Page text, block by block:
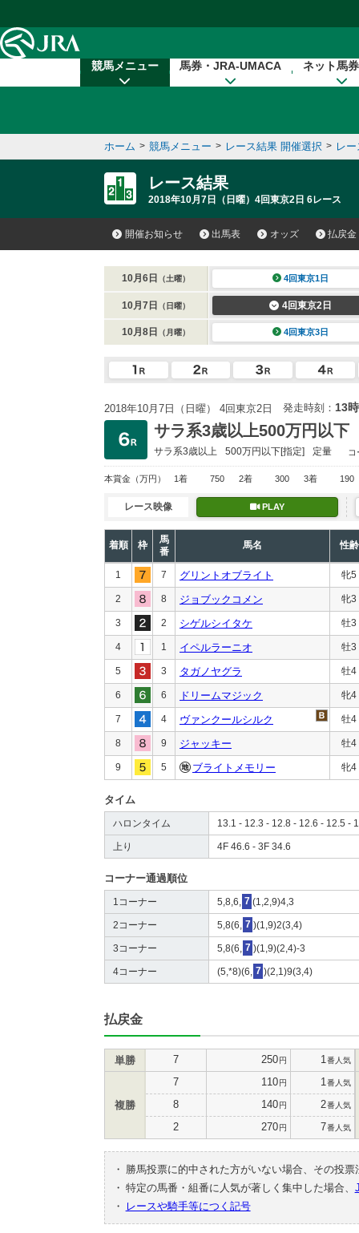
競馬メニュー 馬券・JRA-UMACA ネット馬
ホーム > 競馬メニュー > レース結果 開催選択 > レ
レース結果
2018年10月7日（日曜）4回東京2日 6レース
開催お知らせ 出馬表 オッズ 払戻金
10月6日 （土曜） 4回東京1日
10月7日 （日曜） 4回東京2日
10月8日 （月曜） 4回東京3日
2018年10月7日（日曜） 4回東京2日 発走時刻： 13
サラ系3歳以上500万円以下
サラ系3歳以上 500万円以下[指定] 定量
本賞金 （万円） 1着 750 2着 300 3着 190
レース映像 PLAY
着順 枠
馬
番
馬名 性齢
1 7 グリントオブライト 牝5
2 8 ジョブックコメン 牝3
3 2 シゲルシイタケ 牡3
4 1 イペルラーニオ 牡3
5 3 タガノヤグラ 牡4
6 6 ドリームマジック 牝4
7 4 ヴァンクールシルク 牡4
8 9 ジャッキー 牡4
9 5 ブライトメモリー 牝4
タイム
ハロンタイム 13.1 - 12.3 - 12.8 - 12.6 - 12.5 -
上り 4F 46.6 - 3F 34.6
コーナー通過順位
1コーナー 5,8,6, 7 (1,2,9)4,3
2コーナー 5,8(6, 7 )(1,9)2(3,4)
3コーナー 5,8(6, 7 )(1,9)(2,4)-3
4コーナー (5,*8)(6, 7 )(2,1)9(3,4)
払戻金
単勝 7 250円 1 番人気
複勝
7 110円 1 番人気
8 140円 2番人気
2 270円 7番人気
・
勝馬投票に的中された方がいない場合、その投
・ 特定の馬番・組番に人気が著しく集中した場合、
・
レースや騎手等につく記号